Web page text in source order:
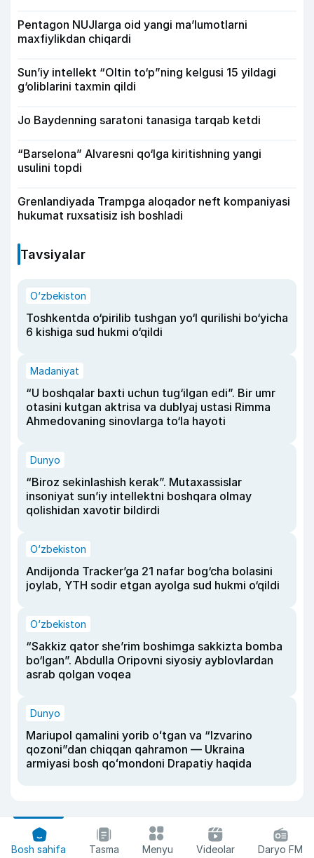
Pentagon NUJlarga oid yangi maʼlumotlarni
maxfiylikdan chiqardi
Sun’iy intellekt “Oltin to‘p”ning kelgusi 15 yildagi
g‘oliblarini taxmin qildi
Jo Baydenning saratoni tanasiga tarqab ketdi
“Barselona” Alvaresni qo‘lga kiritishning yangi
usulini topdi
Grenlandiyada Trampga aloqador neft kompaniyasi
hukumat ruxsatisiz ish boshladi
Tavsiyalar
O‘zbekiston
Toshkentda o‘pirilib tushgan yo‘l qurilishi bo‘yicha
6 kishiga sud hukmi o‘qildi
Madaniyat
“U boshqalar baxti uchun tug‘ilgan edi”. Bir umr
otasini kutgan aktrisa va dublyaj ustasi Rimma
Ahmedovaning sinovlarga to‘la hayoti
Dunyo
“Biroz sekinlashish kerak”. Mutaxassislar
insoniyat sun’iy intellektni boshqara olmay
qolishidan xavotir bildirdi
O‘zbekiston
Andijonda Tracker’ga 21 nafar bog‘cha bolasini
joylab, YTH sodir etgan ayolga sud hukmi o‘qildi
O‘zbekiston
“Sakkiz qator she’rim boshimga sakkizta bomba
bo‘lgan”. Abdulla Oripovni siyosiy ayblovlardan
asrab qolgan voqea
Dunyo
Mariupol qamalini yorib oʻtgan va “Izvarino
qozoni”dan chiqqan qahramon — Ukraina
armiyasi bosh qoʻmondoni Drapatiy haqida
Bosh sahifa Tasma Menyu Videolar Daryo FM